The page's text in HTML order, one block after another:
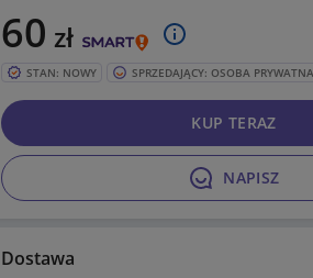
60 zł
STAN: NOWY SPRZEDAJĄCY: OSOBA PRYWATNA
NAPISZ
KUP TERAZ
Dostawa